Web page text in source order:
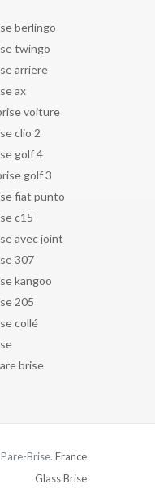
berlingo
twingo
arriere
ax
voiture
clio 2
golf 4
golf 3
fiat punto
c15
avec joint
307
kangoo
205
collé
brise
Brise. France
Glass Brise